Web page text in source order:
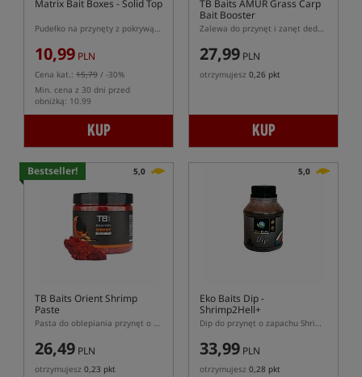
Matrix Bait Boxes - Solid Top
Pudełko na przynęty z pokrywą bez otworów
10,99 PLN
Cena kat.: 15,79 / -30%
Min. cena z 30 dni przed
obniżką: 10.99
KUP
TB Baits AMUR Grass Carp
Bait Booster
Zalewa do przynęt i zanęt dedykowana do łowienia amurów
27,99 PLN
otrzymujesz 0,26 pkt
KUP
Bestseller! 5,0
TB Baits Orient Shrimp
Paste
Pasta do oblepiania przynęt o zapachu Orient Shrimp
26,49 PLN
otrzymujesz 0,23 pkt
5,0
Eko Baits Dip -
Shrimp2Hell+
Dip do przynęt o zapachu Shrimp2Hell+
33,99 PLN
otrzymujesz 0,28 pkt